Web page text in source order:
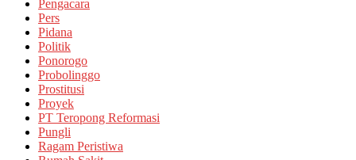
Pengacara
Pers
Pidana
Politik
Ponorogo
Probolinggo
Prostitusi
Proyek
PT Teropong Reformasi
Pungli
Ragam Peristiwa